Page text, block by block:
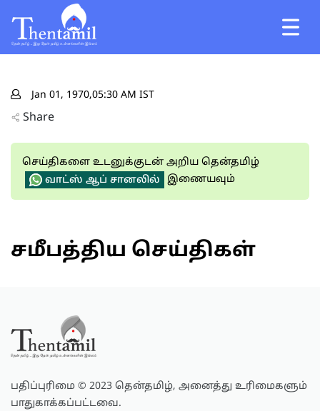
Jan 01, 1970,05:30 AM IST
Share
செய்திகளை உடனுக்குடன் அறிய தென்தமிழ்
வாட்ஸ் ஆப் சானலில்
இணையவும்
சமீபத்திய செய்திகள்
பதிப்புரிமை © 2023 தென்தமிழ், அனைத்து உரிமைகளும்
பாதுகாக்கப்பட்டவை.